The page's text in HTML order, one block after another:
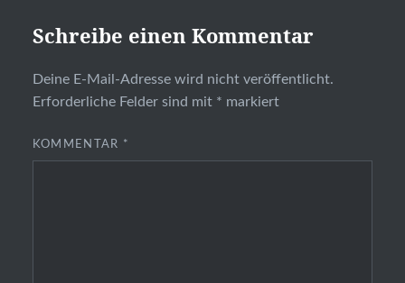
Schreibe einen Kommentar
Deine E-Mail-Adresse wird nicht veröffentlicht.
Erforderliche Felder sind mit * markiert
KOMMENTAR *